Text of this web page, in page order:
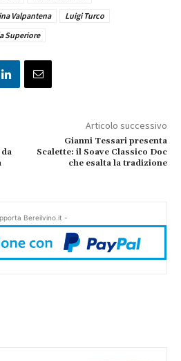
Valpantena
Luigi Turco
Superiore
Articolo successivo
Gianni Tessari presenta
Scalette: il Soave Classico Doc
che esalta la tradizione
Bereilvino.it -